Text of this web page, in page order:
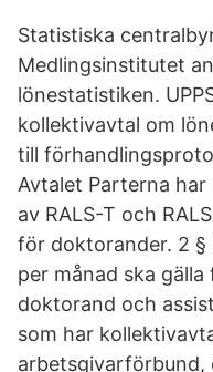
Statistiska
Medlingsinstitutet
lönestatistiken.
kollektivavtal om
till
Avtalet Parterna
av RALS-T och
för doktorander. 2 §
per månad ska
doktorand och
som har
arbetsgivarförbund,